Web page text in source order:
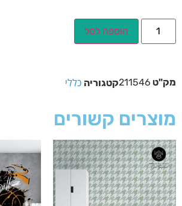
הוספה לסל
מק"ט 211546קטגוריה כללי
מוצרים קשורים